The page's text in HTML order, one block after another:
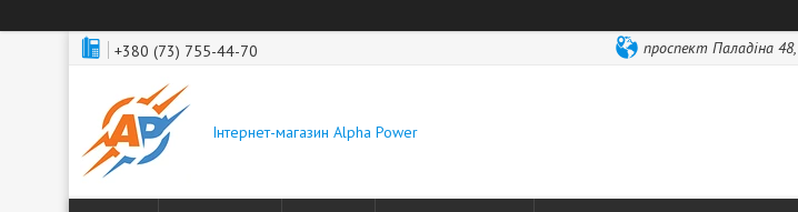
+380 (73) 755-44-70 проспект Паладіна 48,
Інтернет-магазин Alpha Power